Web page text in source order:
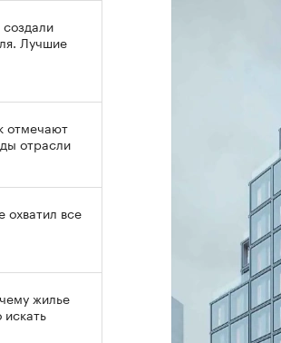
Лучшие
отмечают
отрасли
охватил все
жилье